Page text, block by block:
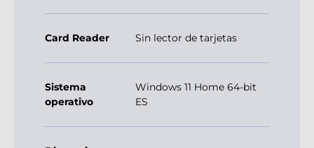
Card Reader Sin lector de tarjetas
Sistema
operativo
Windows 11 Home 64-bit
ES